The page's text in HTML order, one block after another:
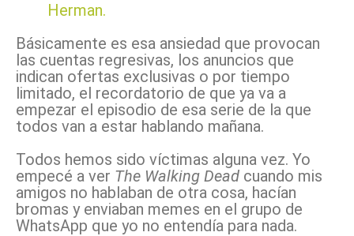
Herman.
Básicamente es esa ansiedad que provocan
las cuentas regresivas, los anuncios que
indican ofertas exclusivas o por tiempo
limitado, el recordatorio de que ya va a
empezar el episodio de esa serie de la que
todos van a estar hablando mañana.
Todos hemos sido víctimas alguna vez. Yo
empecé a ver The Walking Dead cuando mis
amigos no hablaban de otra cosa, hacían
bromas y enviaban memes en el grupo de
WhatsApp que yo no entendía para nada.